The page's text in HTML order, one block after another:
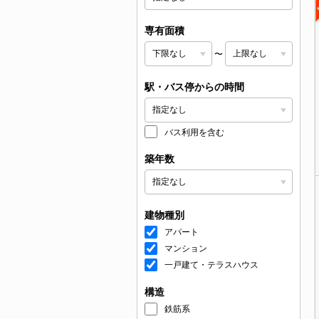
専有面積
〜
駅・バス停からの時間
バス利用を含む
築年数
建物種別
アパート
マンション
一戸建て・テラスハウス
構造
鉄筋系